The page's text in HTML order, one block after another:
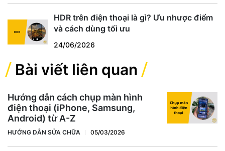
HDR trên điện thoại là gì? Ưu nhược điểm
và cách dùng tối ưu
24/06/2026
Bài viết liên quan
Hướng dẫn cách chụp màn hình
điện thoại (iPhone, Samsung,
Android) từ A-Z
HƯỚNG DẪN SỬA CHỮA 05/03/2026